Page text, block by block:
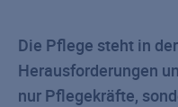
Die Pflege steht in
Herausforderungen
nur Pflegekräfte,